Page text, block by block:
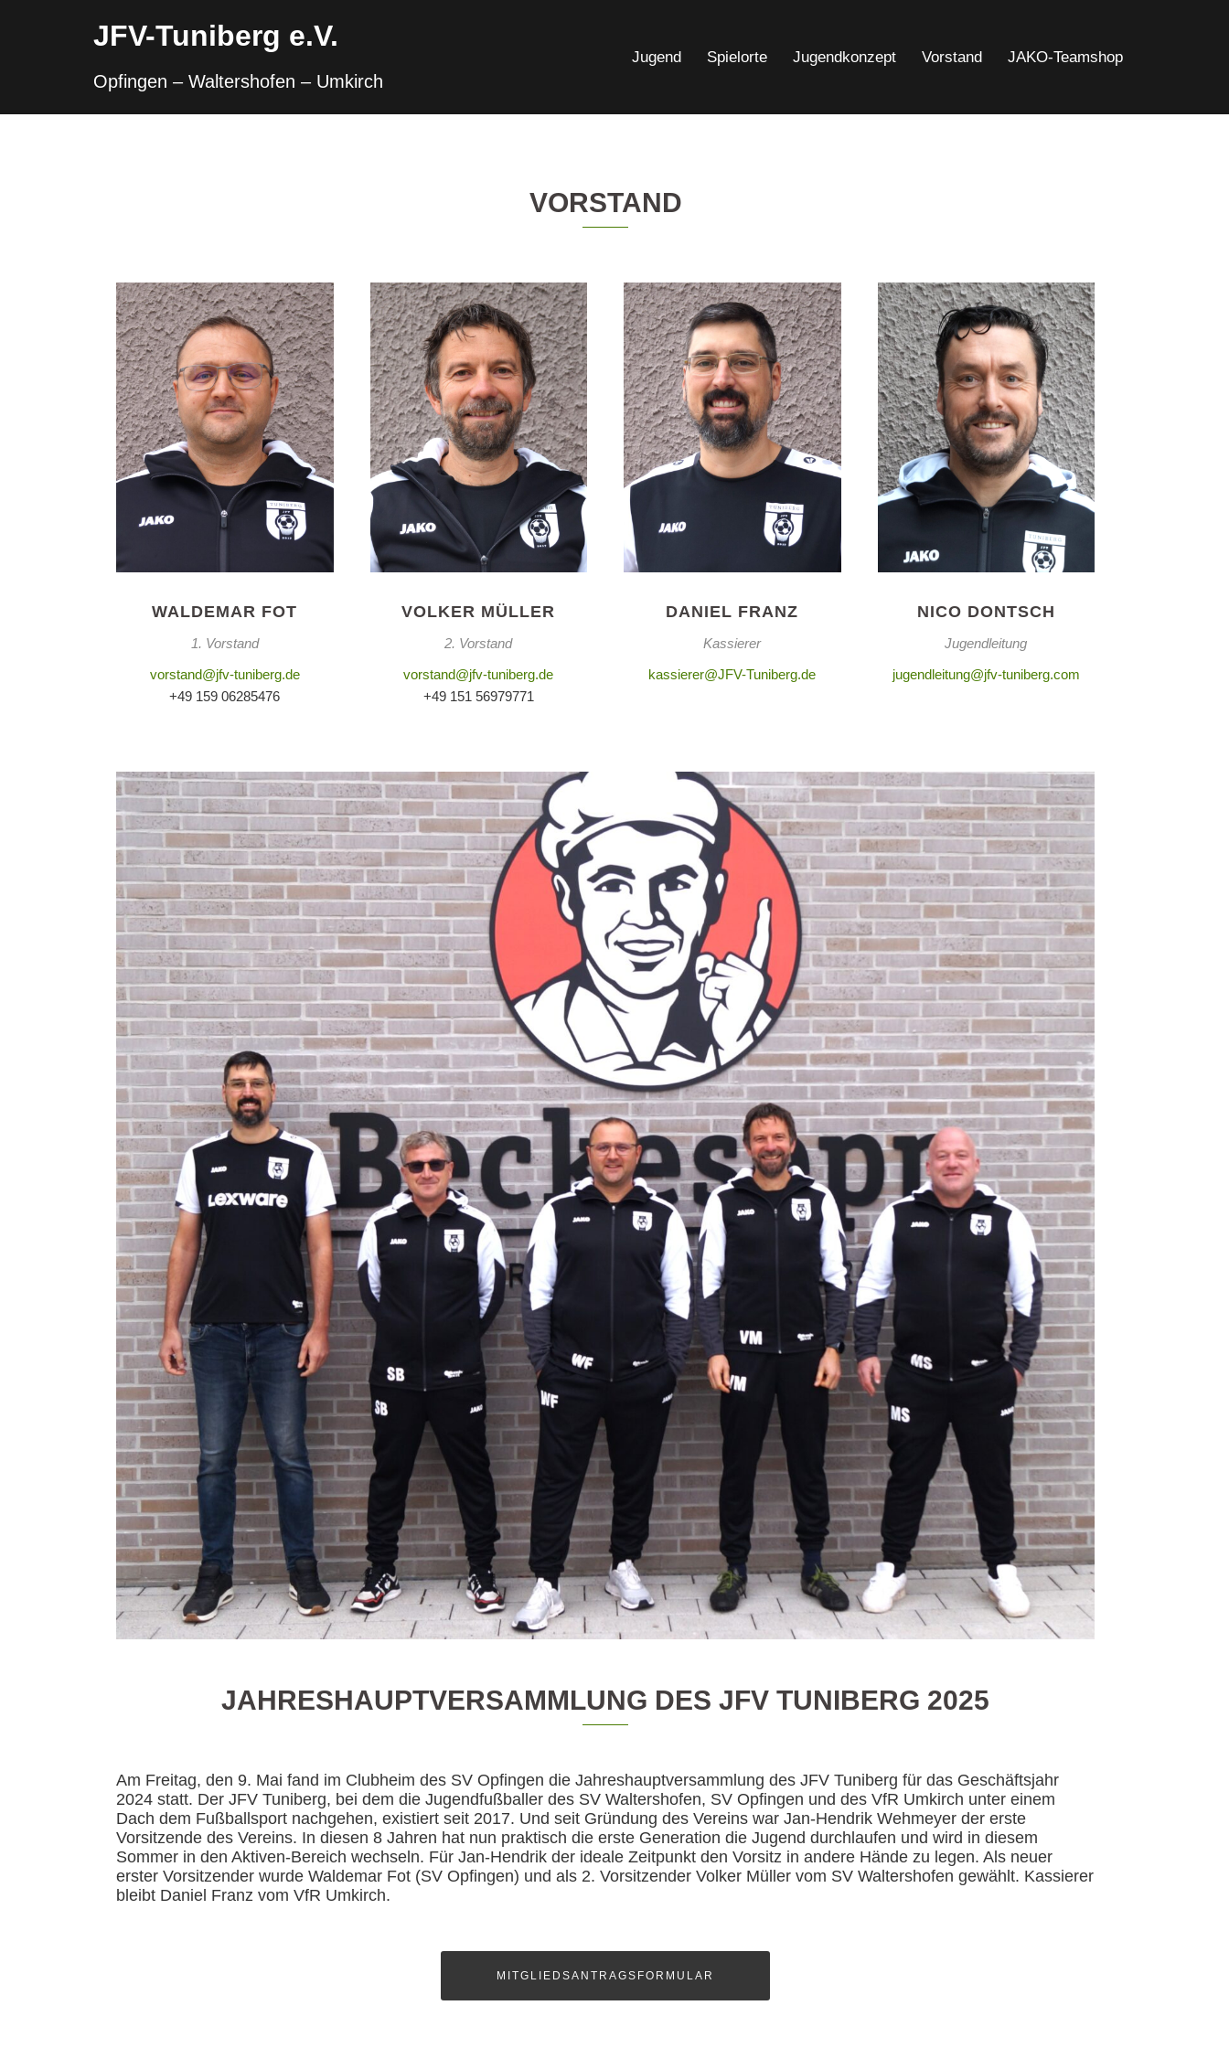
JFV-Tuniberg e.V.
Opfingen – Waltershofen – Umkirch
Jugend Spielorte Jugendkonzept Vorstand JAKO-Teamshop
VORSTAND
WALDEMAR FOT
1. Vorstand
vorstand@jfv-tuniberg.de
+49 159 06285476
VOLKER MÜLLER
2. Vorstand
vorstand@jfv-tuniberg.de
+49 151 56979771
DANIEL FRANZ
Kassierer
kassierer@JFV-Tuniberg.de
NICO DONTSCH
Jugendleitung
jugendleitung@jfv-tuniberg.com
JAHRESHAUPTVERSAMMLUNG DES JFV TUNIBERG 2025
Am Freitag, den 9. Mai fand im Clubheim des SV Opfingen die Jahreshauptversammlung des JFV Tuniberg für das Geschäftsjahr
2024 statt. Der JFV Tuniberg, bei dem die Jugendfußballer des SV Waltershofen, SV Opfingen und des VfR Umkirch unter einem
Dach dem Fußballsport nachgehen, existiert seit 2017. Und seit Gründung des Vereins war Jan-Hendrik Wehmeyer der erste
Vorsitzende des Vereins. In diesen 8 Jahren hat nun praktisch die erste Generation die Jugend durchlaufen und wird in diesem
Sommer in den Aktiven-Bereich wechseln. Für Jan-Hendrik der ideale Zeitpunkt den Vorsitz in andere Hände zu legen. Als neuer
erster Vorsitzender wurde Waldemar Fot (SV Opfingen) und als 2. Vorsitzender Volker Müller vom SV Waltershofen gewählt. Kassierer
bleibt Daniel Franz vom VfR Umkirch.
MITGLIEDSANTRAGSFORMULAR